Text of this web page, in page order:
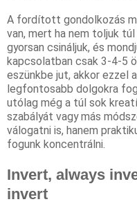
A fordított gondolkozás
van, mert ha nem toljuk
gyorsan csináljuk, és
kapcsolatban csak 3-4-5
eszünkbe jut, akkor ezzel
legfontosabb dolgokra
utólag még a túl sok
szabályát vagy más
válogatni is, hanem
fogunk koncentrálni.
Invert, always
invert